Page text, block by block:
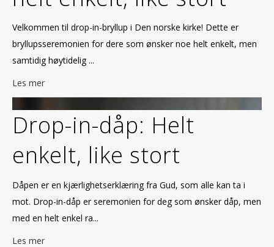
Velkommen til drop-in-bryllup i Den norske kirke! Dette er
bryllupsseremonien for dere som ønsker noe helt enkelt, men
samtidig høytidelig ...
Les mer
Drop-in-dåp: Helt
enkelt, like stort
Dåpen er en kjærlighetserklæring fra Gud, som alle kan ta i
mot. Drop-in-dåp er seremonien for deg som ønsker dåp, men
med en helt enkel ra...
Les mer